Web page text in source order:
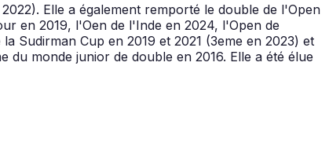
Elle a également remporté le double de l'Open
en 2019, l'Oen de l'Inde en 2024, l'Open de
Sudirman Cup en 2019 et 2021 (3eme en 2023) et
du monde junior de double en 2016. Elle a été élue